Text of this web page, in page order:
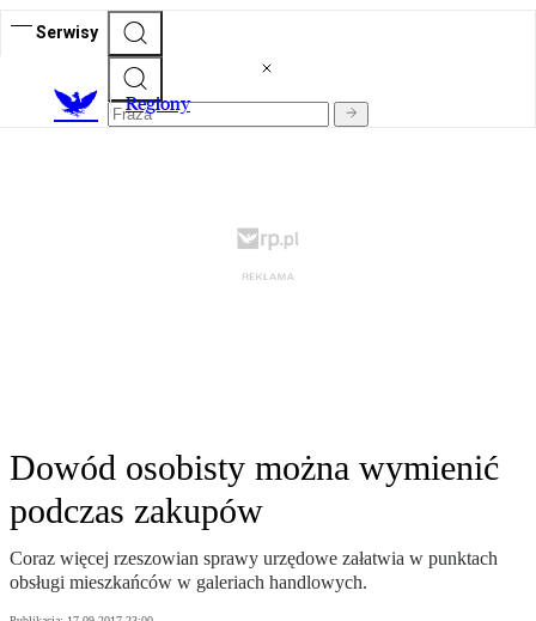
Serwisy
Regiony
Dowód osobisty można wymienić
podczas zakupów
Coraz więcej rzeszowian sprawy urzędowe załatwia w punktach
obsługi mieszkańców w galeriach handlowych.